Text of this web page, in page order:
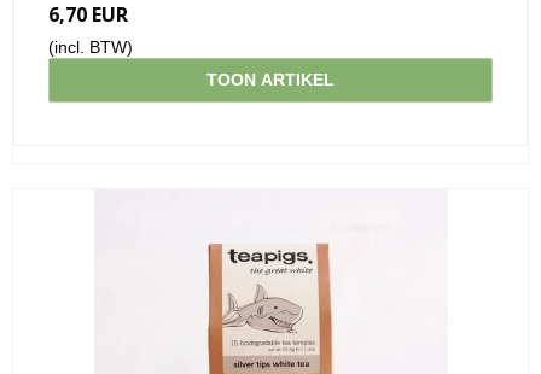
6,70 EUR
(incl. BTW)
TOON ARTIKEL